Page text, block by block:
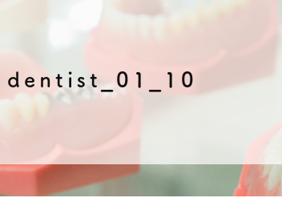
dentist_01_10